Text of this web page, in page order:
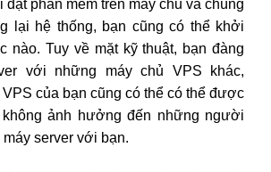
đặt phần mềm trên máy chủ và chúng
lại hệ thống, bạn cũng có thể khởi
nào. Tuy về mặt kỹ thuật, bạn đàng
với những máy chủ VPS khác,
của bạn cũng có thể có thể được
ảnh hưởng đến những người
server với bạn.